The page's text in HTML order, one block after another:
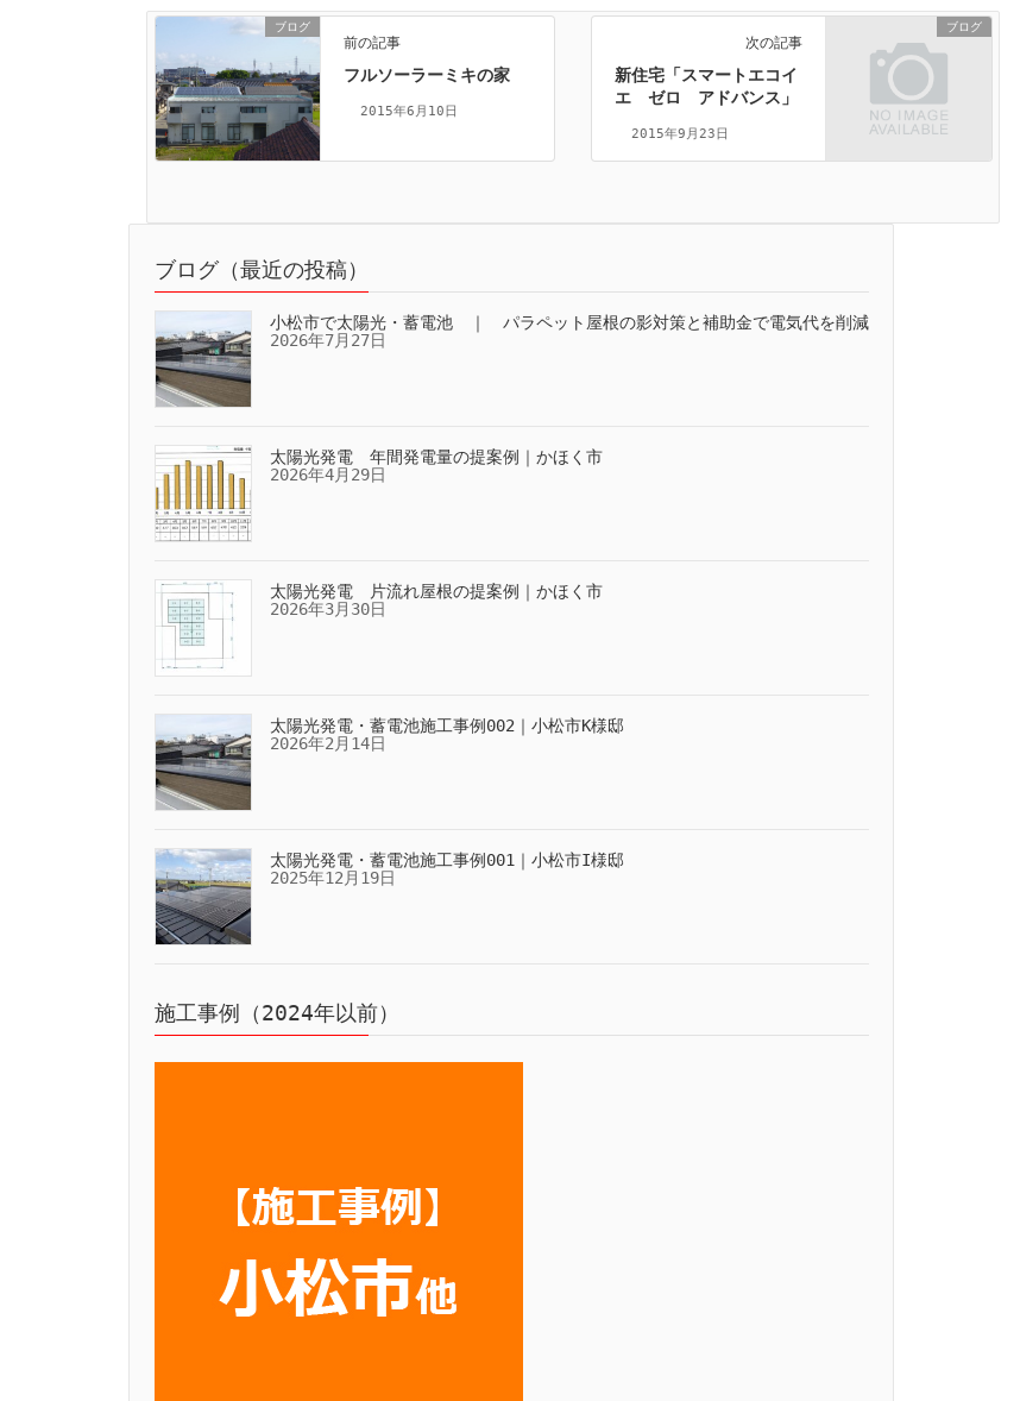
ブログ
前の記事
フルソーラーミキの家
2015年6月10日
ブログ
次の記事
新住宅「スマートエコイ
エ ゼロ アドバンス」
2015年9月23日
ブログ（最近の投稿）
小松市で太陽光・蓄電池 ｜ パラペット屋根の影対策と補助金で電気代を削減
2026年7月27日
太陽光発電 年間発電量の提案例｜かほく市
2026年4月29日
太陽光発電 片流れ屋根の提案例｜かほく市
2026年3月30日
太陽光発電・蓄電池施工事例002｜小松市K様邸
2026年2月14日
太陽光発電・蓄電池施工事例001｜小松市I様邸
2025年12月19日
施工事例（2024年以前）